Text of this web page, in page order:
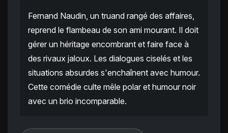
Fernand Naudin, un truand rangé des affaires,
reprend le flambeau de son ami mourant. Il doit
gérer un héritage encombrant et faire face à
des rivaux jaloux. Les dialogues ciselés et les
situations absurdes s'enchaînent avec humour.
Cette comédie culte mêle polar et humour noir
avec un brio incomparable.